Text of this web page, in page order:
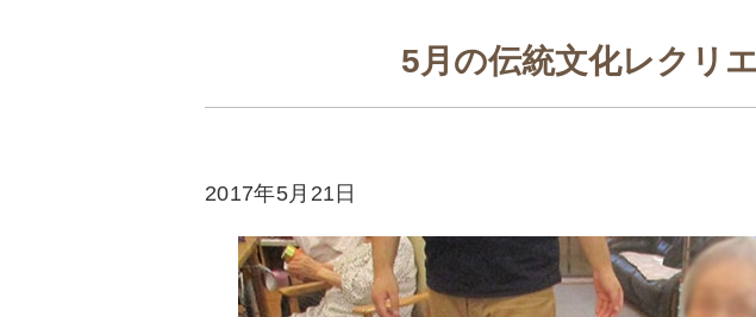
5月の伝統文化レクリ
2017年5月21日